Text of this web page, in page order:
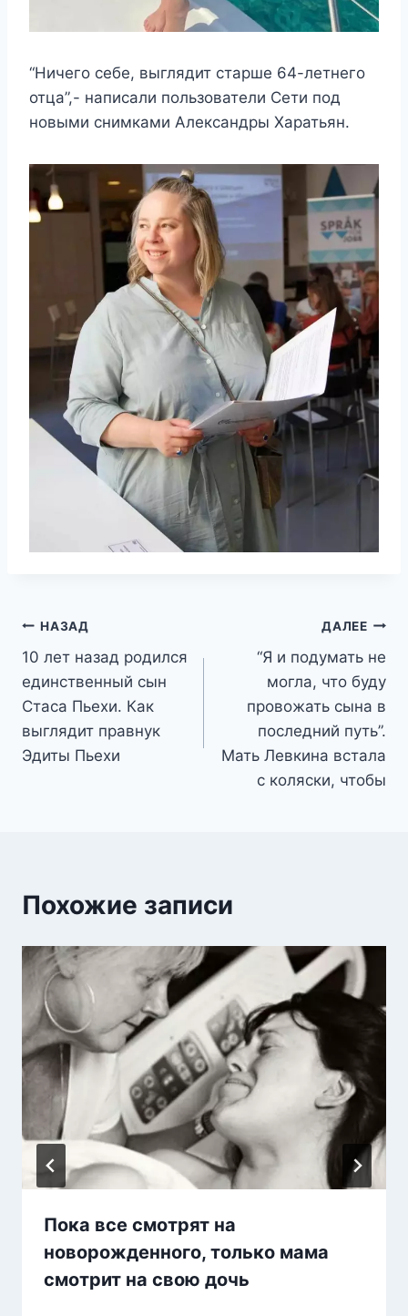
“Ничего себе, выглядит старше 64-летнего
отца”,- написали пользователи Сети под
новыми снимками Александры Харатьян.
Навигация
по
записям
НАЗАД
10 лет назад родился
единственный сын
Стаса Пьехи. Как
выглядит правнук
Эдиты Пьехи
ДАЛЕЕ
“Я и подумать не
могла, что буду
провожать сына в
последний путь”.
Мать Левкина встала
с коляски, чтобы
Похожие записи
Пока все смотрят на
новорожденного, только мама
смотрит на свою дочь